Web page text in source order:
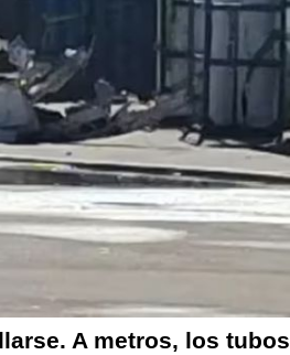
A metros, los tubos